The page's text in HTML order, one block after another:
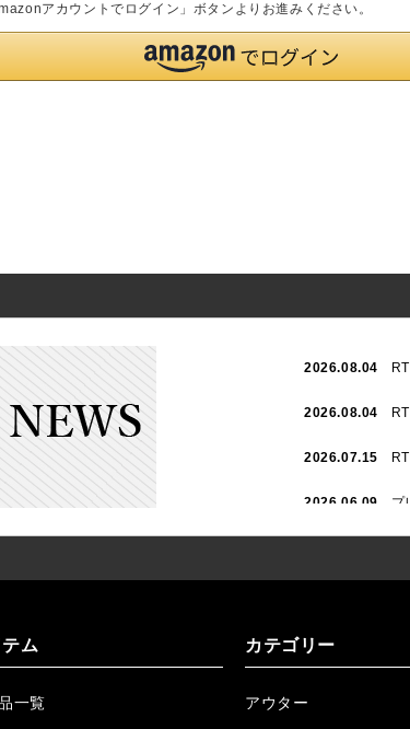
アカウントでログイン」ボタンよりお進みください。
2026.08.04
2026.08.04
2026.07.15
2026.06.09 プ
2026.05.08
ム
一覧
カテゴリー
アウター